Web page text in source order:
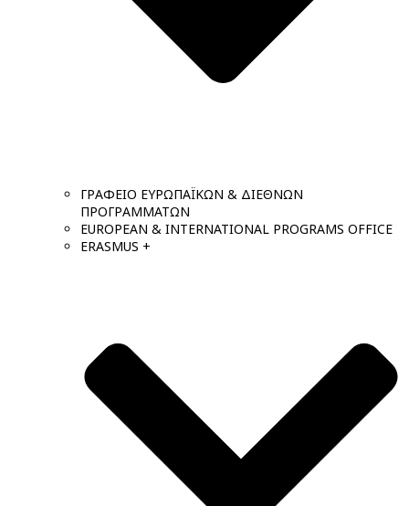
ΓΡΑΦΕΙΟ ΕΥΡΩΠΑΪΚΩΝ & ΔΙΕΘΝΩΝ
ΠΡΟΓΡΑΜΜΑΤΩΝ
EUROPEAN & INTERNATIONAL PROGRAMS OFFICE
ERASMUS +